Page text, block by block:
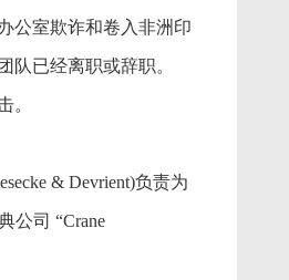
公室欺诈和卷入非洲印
队已经离职或辞职。
。
& Devrient)负责为
公司 “Crane